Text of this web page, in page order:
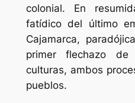
colonial. En
fatídico del último
Cajamarca,
primer flechazo
culturas, ambos
pueblos.